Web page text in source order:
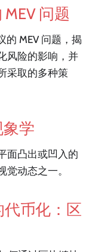
问题
的 MEV 问题，揭
风险的影响，并
采取的多种策
学
面凸出或凹入的
动态之一。
代币化：区